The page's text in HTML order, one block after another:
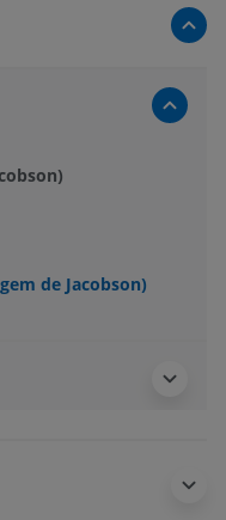
de Jacobson)